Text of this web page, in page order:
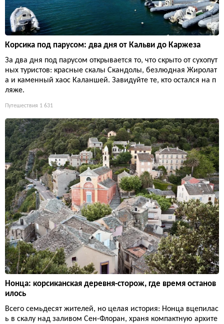
Корсика под парусом: два дня от Кальви до Каржеза
За два дня под парусом открывается то, что скрыто от сухопут
ных туристов: красные скалы Скандолы, безлюдная Жиролат
а и каменный хаос Каланшей. Завидуйте те, кто остался на п
ляже.
Путешествия 1 631
Нонца: корсиканская деревня-сторож, где время останов
илось
Всего семьдесят жителей, но целая история: Нонца вцепилас
ь в скалу над заливом Сен-Флоран, храня компактную архите